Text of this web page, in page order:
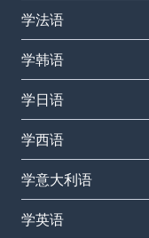
学法语
学韩语
学日语
学西语
学意大利语
学英语